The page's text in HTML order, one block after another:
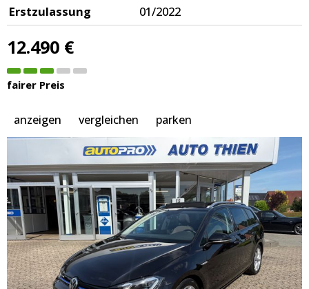
Erstzulassung
01/2022
12.490 €
fairer Preis
anzeigen vergleichen parken